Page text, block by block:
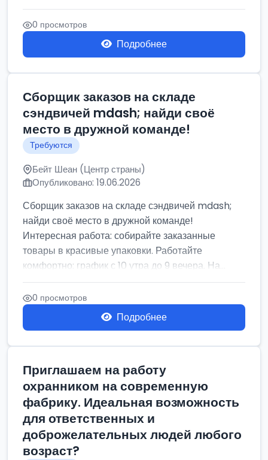
бумага,...
0 просмотров
Подробнее
Сборщик заказов на складе
сэндвичей mdash; найди своё
место в дружной команде!
Требуются
Бейт Шеан (Центр страны)
Опубликовано: 19.06.2026
Сборщик заказов на складе сэндвичей mdash;
найди своё место в дружной команде!
Интересная работа: собирайте заказанные
товары в красивые упаковки. Работайте
комфортно: график с 10 утра до 9 вечера. На...
0 просмотров
Подробнее
Приглашаем на работу
охранником на современную
фабрику. Идеальная возможность
для ответственных и
доброжелательных людей любого
возраст?